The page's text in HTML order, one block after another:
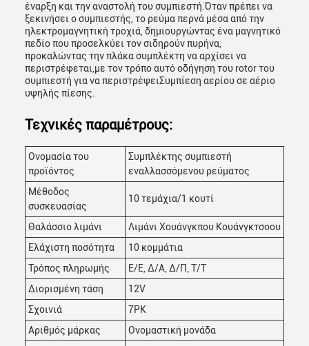
έναρξη και την αναστολή του συμπιεστή.Όταν πρέπει να
ξεκινήσει ο συμπιεστής, το ρεύμα περνά μέσα από την
ηλεκτρομαγνητική τροχιά, δημιουργώντας ένα μαγνητικό
πεδίο που προσελκύει τον σιδηρούν πυρήνα,
προκαλώντας την πλάκα συμπλέκτη να αρχίσει να
περιστρέφεται,με τον τρόπο αυτό οδήγηση του rotor του
συμπιεστή για να περιστρέψειΣυμπίεση αερίου σε αέριο
υψηλής πίεσης.
Τεχνικές παραμέτρους:
Ονομασία του
προϊόντος
Συμπλέκτης συμπιεστή
εναλλασσόμενου ρεύματος
Μέθοδος
συσκευασίας
10 τεμάχια/1 κουτί
Θαλάσσιο λιμάνι
Λιμάνι Χουάνγκπου Κουάνγκτσοου
Ελάχιστη ποσότητα
10 κομμάτια
Τρόπος πληρωμής
Ε/Ε, Δ/Α, Δ/Π, Τ/Τ
Διορισμένη τάση
12V
Σχοινιά
7PK
Αριθμός μάρκας
Ονομαστική μονάδα